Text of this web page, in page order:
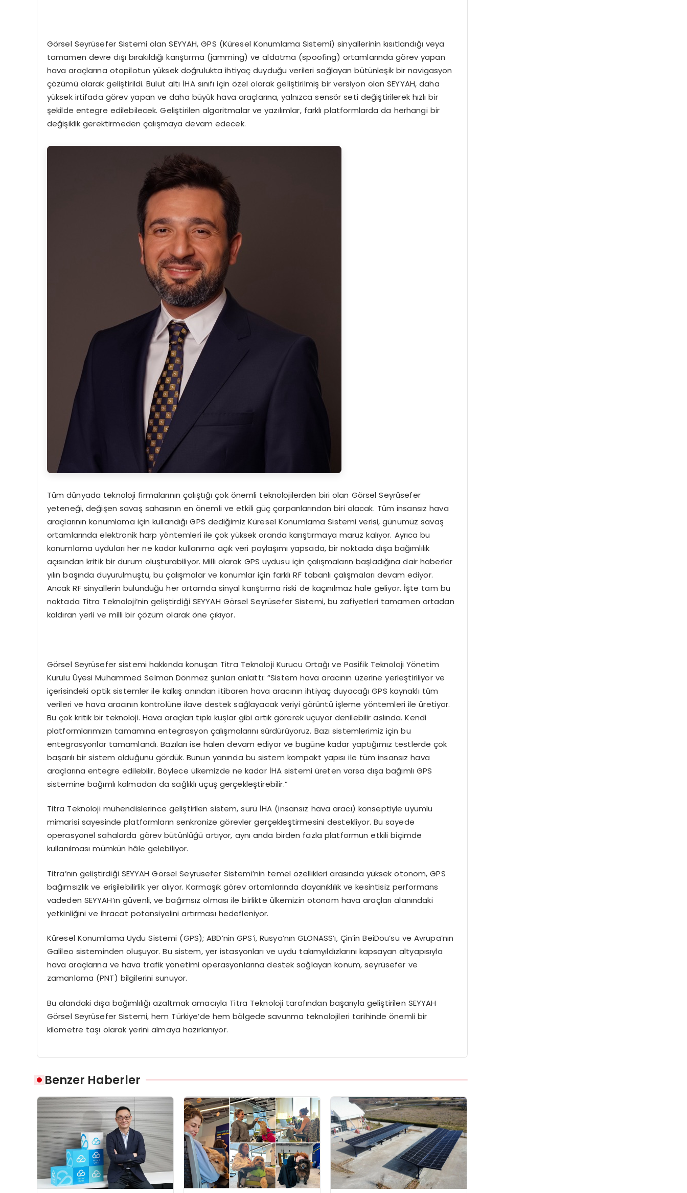
Görsel Seyrüsefer Sistemi olan SEYYAH, GPS (Küresel Konumlama Sistemi) sinyallerinin kısıtlandığı veya
tamamen devre dışı bırakıldığı karıştırma (jamming) ve aldatma (spoofing) ortamlarında görev yapan
hava araçlarına otopilotun yüksek doğrulukta ihtiyaç duyduğu verileri sağlayan bütünleşik bir navigasyon
çözümü olarak geliştirildi. Bulut altı İHA sınıfı için özel olarak geliştirilmiş bir versiyon olan SEYYAH, daha
yüksek irtifada görev yapan ve daha büyük hava araçlarına, yalnızca sensör seti değiştirilerek hızlı bir
şekilde entegre edilebilecek. Geliştirilen algoritmalar ve yazılımlar, farklı platformlarda da herhangi bir
değişiklik gerektirmeden çalışmaya devam edecek.
Tüm dünyada teknoloji firmalarının çalıştığı çok önemli teknolojilerden biri olan Görsel Seyrüsefer
yeteneği, değişen savaş sahasının en önemli ve etkili güç çarpanlarından biri olacak. Tüm insansız hava
araçlarının konumlama için kullandığı GPS dediğimiz Küresel Konumlama Sistemi verisi, günümüz savaş
ortamlarında elektronik harp yöntemleri ile çok yüksek oranda karıştırmaya maruz kalıyor. Ayrıca bu
konumlama uyduları her ne kadar kullanıma açık veri paylaşımı yapsada, bir noktada dışa bağımlılık
açısından kritik bir durum oluşturabiliyor. Milli olarak GPS uydusu için çalışmaların başladığına dair haberler
yılın başında duyurulmuştu, bu çalışmalar ve konumlar için farklı RF tabanlı çalışmaları devam ediyor.
Ancak RF sinyallerin bulunduğu her ortamda sinyal karıştırma riski de kaçınılmaz hale geliyor. İşte tam bu
noktada Titra Teknoloji’nin geliştirdiği SEYYAH Görsel Seyrüsefer Sistemi, bu zafiyetleri tamamen ortadan
kaldıran yerli ve milli bir çözüm olarak öne çıkıyor.
Görsel Seyrüsefer sistemi hakkında konuşan Titra Teknoloji Kurucu Ortağı ve Pasifik Teknoloji Yönetim
Kurulu Üyesi Muhammed Selman Dönmez şunları anlattı: “Sistem hava aracının üzerine yerleştiriliyor ve
içerisindeki optik sistemler ile kalkış anından itibaren hava aracının ihtiyaç duyacağı GPS kaynaklı tüm
verileri ve hava aracının kontrolüne ilave destek sağlayacak veriyi görüntü işleme yöntemleri ile üretiyor.
Bu çok kritik bir teknoloji. Hava araçları tıpkı kuşlar gibi artık görerek uçuyor denilebilir aslında. Kendi
platformlarımızın tamamına entegrasyon çalışmalarını sürdürüyoruz. Bazı sistemlerimiz için bu
entegrasyonlar tamamlandı. Bazıları ise halen devam ediyor ve bugüne kadar yaptığımız testlerde çok
başarılı bir sistem olduğunu gördük. Bunun yanında bu sistem kompakt yapısı ile tüm insansız hava
araçlarına entegre edilebilir. Böylece ülkemizde ne kadar İHA sistemi üreten varsa dışa bağımlı GPS
sistemine bağımlı kalmadan da sağlıklı uçuş gerçekleştirebilir.”
Titra Teknoloji mühendislerince geliştirilen sistem, sürü İHA (insansız hava aracı) konseptiyle uyumlu
mimarisi sayesinde platformların senkronize görevler gerçekleştirmesini destekliyor. Bu sayede
operasyonel sahalarda görev bütünlüğü artıyor, aynı anda birden fazla platformun etkili biçimde
kullanılması mümkün hâle gelebiliyor.
Titra’nın geliştirdiği SEYYAH Görsel Seyrüsefer Sistemi’nin temel özellikleri arasında yüksek otonom, GPS
bağımsızlık ve erişilebilirlik yer alıyor. Karmaşık görev ortamlarında dayanıklılık ve kesintisiz performans
vadeden SEYYAH’ın güvenli, ve bağımsız olması ile birlikte ülkemizin otonom hava araçları alanındaki
yetkinliğini ve ihracat potansiyelini artırması hedefleniyor.
Küresel Konumlama Uydu Sistemi (GPS); ABD’nin GPS’i, Rusya’nın GLONASS’ı, Çin’in BeiDou’su ve Avrupa’nın
Galileo sisteminden oluşuyor. Bu sistem, yer istasyonları ve uydu takımyıldızlarını kapsayan altyapısıyla
hava araçlarına ve hava trafik yönetimi operasyonlarına destek sağlayan konum, seyrüsefer ve
zamanlama (PNT) bilgilerini sunuyor.
​Bu alandaki dışa bağımlılığı azaltmak amacıyla Titra Teknoloji tarafından başarıyla geliştirilen SEYYAH
Görsel Seyrüsefer Sistemi, hem Türkiye’de hem bölgede savunma teknolojileri tarihinde önemli bir
kilometre taşı olarak yerini almaya hazırlanıyor.
Benzer Haberler